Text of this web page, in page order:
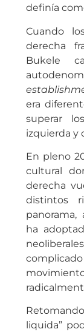
definía
Cuando
derecha
Bukele
era
superar
izquierda y
En pleno
cultural
derecha
distintos
panorama,
ha
liquida”